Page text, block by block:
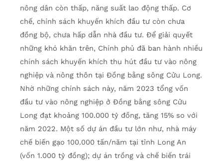
nông dân còn thấp, năng suất lao động thấp. Cơ
chế, chính sách khuyến khích đầu tư còn chưa
đồng bộ, chưa hấp dẫn nhà đầu tư. Để giải quyết
những khó khăn trên, Chính phủ đã ban hành nhiều
chính sách khuyến khích thu hút đầu tư vào nông
nghiệp và nông thôn tại Đồng bằng sông Cửu Long.
Nhờ những chính sách này, năm 2023 tổng vốn
đầu tư vào nông nghiệp ở Đồng bằng sông Cửu
Long đạt khoảng 100.000 tỷ đồng, tăng 15% so với
năm 2022. Một số dự án đầu tư lớn như, nhà máy
chế biến gạo 100.000 tấn/năm tại tỉnh Long An
(vốn 1.000 tỷ đồng); dự án trồng và chế biến trái